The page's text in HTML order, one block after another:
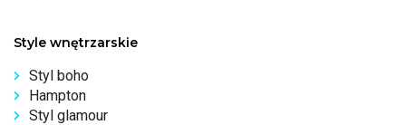
Style wnętrzarskie
Styl boho
Hampton
Styl glamour